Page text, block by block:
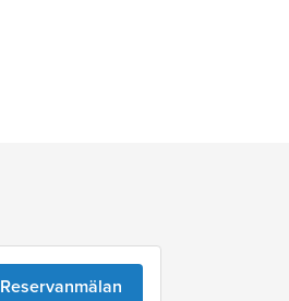
Reservanmälan